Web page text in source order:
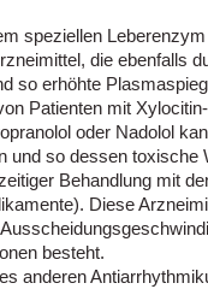
speziellen
die ebenfalls
so erhöhte
Patienten mit
oder Nadolol
und so dessen toxische
Behandlung mit
Diese
besteht.
anderen